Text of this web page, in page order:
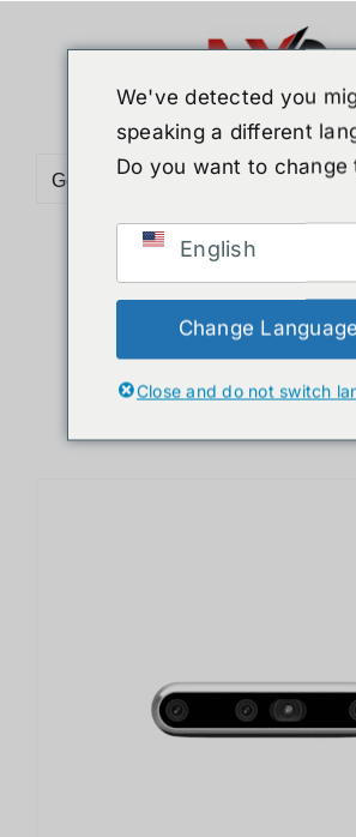
Go to...
Sort byName
Show24 Products
We've detected you
speaking a different
Do you want to change
English
Change Language
Close and do not switch